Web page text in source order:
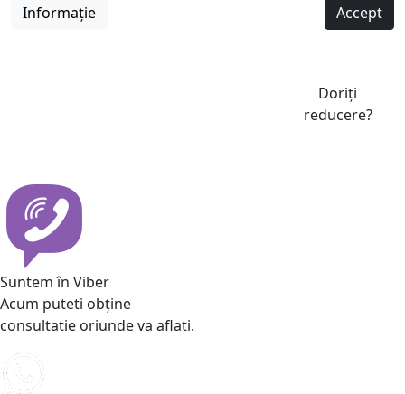
Informație Accept
Doriți
reducere?
Suntem în Viber
Acum puteti obține
consultatie oriunde va aflati.